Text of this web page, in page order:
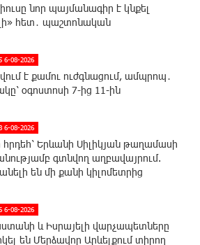
նոր պայմանագիր է կնքել
հետ․ պաշտոնական
6-08-2026
է քամու ուժգնացում, ամպրոպ․
օգոստոսի 7-ից 11-ին
6-08-2026
հրդեհ՝ Երևանի Սիլիկյան թաղամասի
գտնվող աղբավայրում.
են մի քանի կիլոմետրից
6-08-2026
և Իսրայելի վարչապետները
են Մերձավոր Արևելքում տիրող